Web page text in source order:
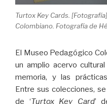
Turtox Key Cards.
Colombiano. Fotografía de
El Museo Pedagógico
un amplio acervo
memoria, y las
Entre sus colecciones,
de ‘Turtox Key Card’